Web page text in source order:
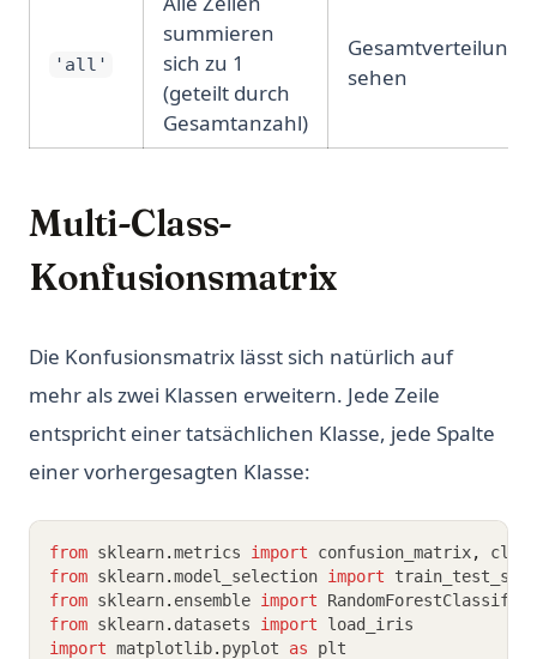
'all'
summieren
sich zu 1
(geteilt durch
Gesamtanzahl)
Gesamtverteilung
sehen
Multi-Class-
Konfusionsmatrix
Die Konfusionsmatrix lässt sich natürlich auf
mehr als zwei Klassen erweitern. Jede Zeile
entspricht einer tatsächlichen Klasse, jede Spalte
einer vorhergesagten Klasse:
from sklearn.metrics import confusion_matrix,
from sklearn.model_selection import
from sklearn. ensemble import RandomForestClassifier
from sklearn. datasets import load_iris
import matplotlib. pyplot as plt